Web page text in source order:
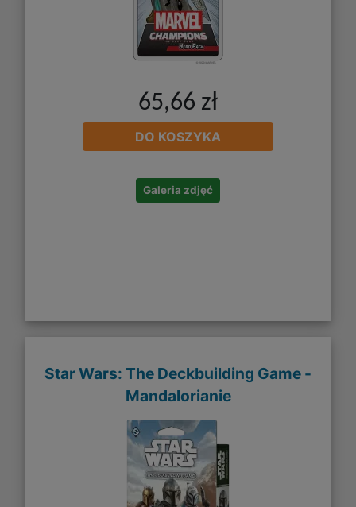
65,66 zł
DO KOSZYKA
Galeria zdjęć
Star Wars: The Deckbuilding Game -
Mandalorianie